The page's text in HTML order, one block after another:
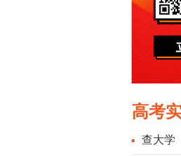
高考
查大学